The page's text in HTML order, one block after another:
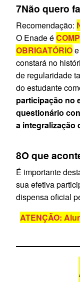
7Não quero
Recomendação:
O Enade é
OBRIGATÓRIO
constará no
de regularidade
do estudante
participação no
questionário
a integralização
8O que
É importante
sua efetiva
dispensa oficial
ATENÇÃO: